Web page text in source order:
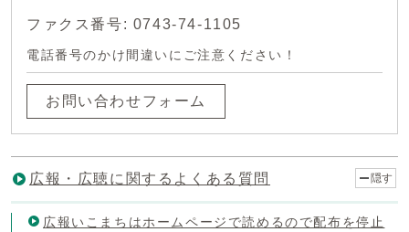
ファクス番号: 0743-74-1105
電話番号のかけ間違いにご注意ください！
お問い合わせフォーム
広報・広聴に関するよくある質問 隠す
広報いこまちはホームページで読めるので配布を停止